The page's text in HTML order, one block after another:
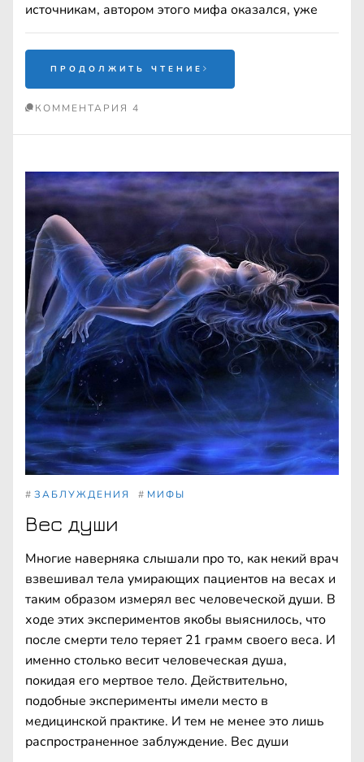
источникам, автором этого мифа оказался, уже
ПРОДОЛЖИТЬ ЧТЕНИЕ
КОММЕНТАРИЯ 4
# ЗАБЛУЖДЕНИЯ # МИФЫ
Вес души
Многие наверняка слышали про то, как некий врач
взвешивал тела умирающих пациентов на весах и
таким образом измерял вес человеческой души. В
ходе этих экспериментов якобы выяснилось, что
после смерти тело теряет 21 грамм своего веса. И
именно столько весит человеческая душа,
покидая его мертвое тело. Действительно,
подобные эксперименты имели место в
медицинской практике. И тем не менее это лишь
распространенное заблуждение. Вес души